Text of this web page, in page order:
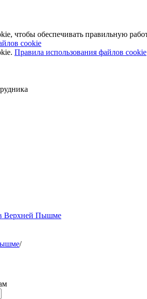
чтобы обеспечивать правильную
cookie
Правила использования файлов cookie
Верхней Пышме
/